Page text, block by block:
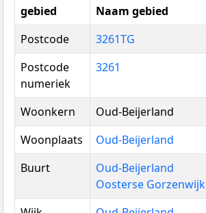
gebied
Naam gebied
Postcode
3261TG
Postcode
numeriek
3261
Woonkern Oud-Beijerland
Woonplaats
Oud-Beijerland
Buurt
Oud-Beijerland
Oosterse Gorzenwijk